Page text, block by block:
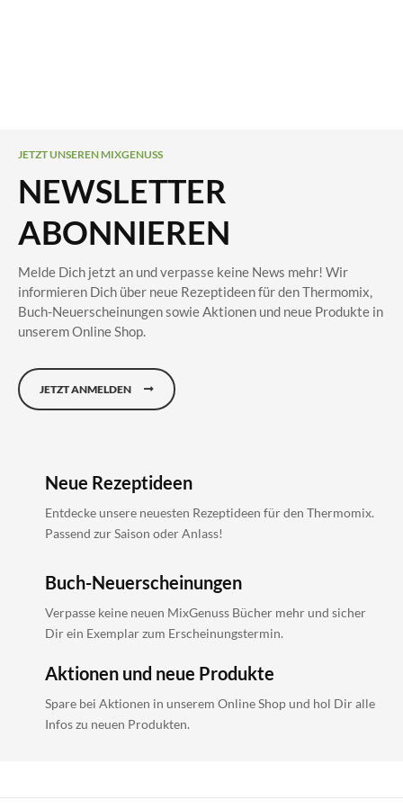
JETZT UNSEREN MIXGENUSS
NEWSLETTER
ABONNIEREN
Melde Dich jetzt an und verpasse keine News mehr! Wir
informieren Dich über neue Rezeptideen für den Thermomix,
Buch-Neuerscheinungen sowie Aktionen und neue Produkte in
unserem Online Shop.
JETZT ANMELDEN
Neue Rezeptideen
Entdecke unsere neuesten Rezeptideen für den Thermomix.
Passend zur Saison oder Anlass!
Buch-Neuerscheinungen
Verpasse keine neuen MixGenuss Bücher mehr und sicher
Dir ein Exemplar zum Erscheinungstermin.
Aktionen und neue Produkte
Spare bei Aktionen in unserem Online Shop und hol Dir alle
Infos zu neuen Produkten.